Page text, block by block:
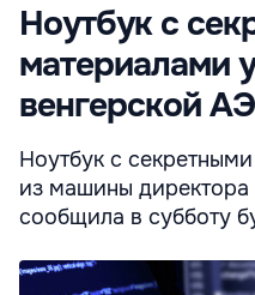
Ноутбук с
материалами
венгерской
Ноутбук с
из машины
сообщила в субботу